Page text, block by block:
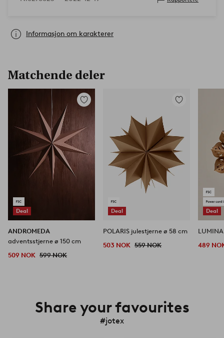
Informasjon om karakterer
Matchende deler
Deal
Legg
favoritter
ANDROMEDA
adventsstjerne ø 150 cm
509 NOK 599 NOK
Deal
Legg
POLARIS julestjerne ø 58 cm
503 NOK 559 NOK
Deal
489
Share your favourites
#jotex